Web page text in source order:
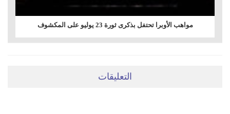
مواهب الأوبرا تحتفل بذكرى ثورة 23 يوليو على المكشوف
التعليقات